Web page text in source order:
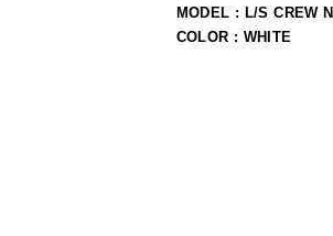
MODEL : L/S CREW
COLOR : WHITE